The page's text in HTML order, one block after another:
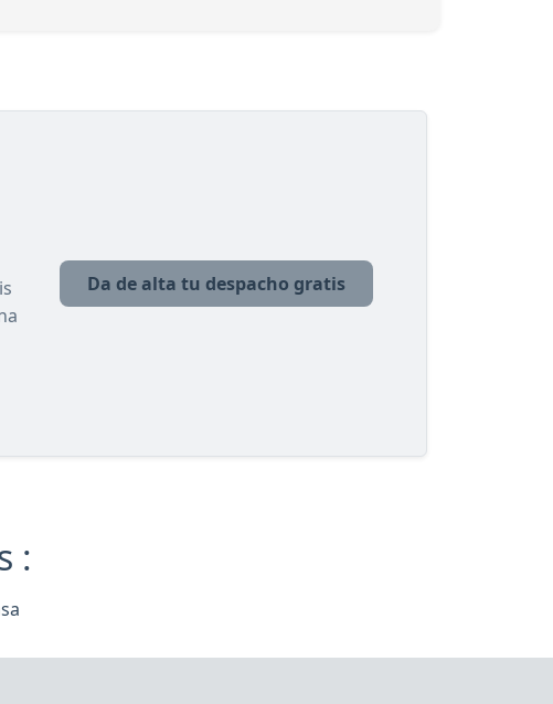
Da de alta tu despacho gratis
: